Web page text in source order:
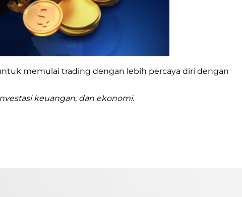
memulai trading dengan lebih percaya diri dengan
keuangan, dan ekonomi.